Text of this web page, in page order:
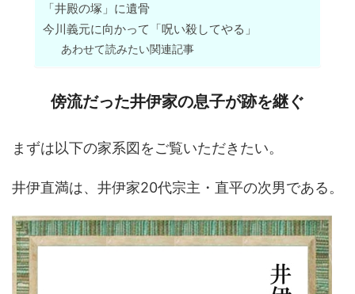
「井殿の塚」に遺骨
今川義元に向かって「呪い殺してやる」
あわせて読みたい関連記事
傍流だった井伊家の息子が跡を継ぐ
まずは以下の家系図をご覧いただきたい。
井伊直満は、井伊家20代宗主・直平の次男である。